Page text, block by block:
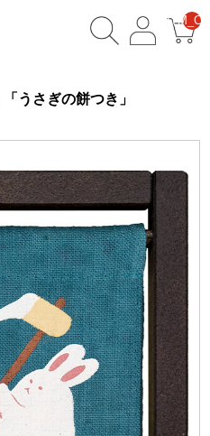
うさぎの餅つき」